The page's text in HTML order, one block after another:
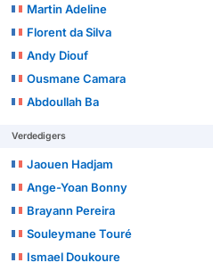
Martin Adeline
Florent da Silva
Andy Diouf
Ousmane Camara
Abdoullah Ba
Verdedigers
Jaouen Hadjam
Ange-Yoan Bonny
Brayann Pereira
Souleymane Touré
Ismael Doukoure